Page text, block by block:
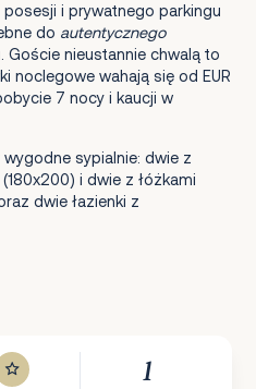
i prywatnego parkingu
do autentycznego
Goście nieustannie chwalą to
noclegowe wahają się od EUR
7 nocy i kaucji w
sypialnie: dwie z
i dwie z łóżkami
dwie łazienki z
1